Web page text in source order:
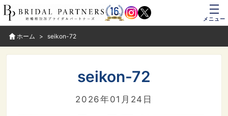
メニュー
ホーム seikon-72
seikon-72
2026年01月24日